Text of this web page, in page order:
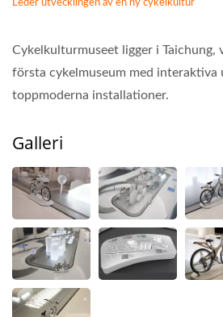
Leder utvecklingen av en ny cykelkultur
Cykelkulturmuseet ligger i Taichung,
första cykelmuseum med interaktiva
toppmoderna installationer.
Galleri